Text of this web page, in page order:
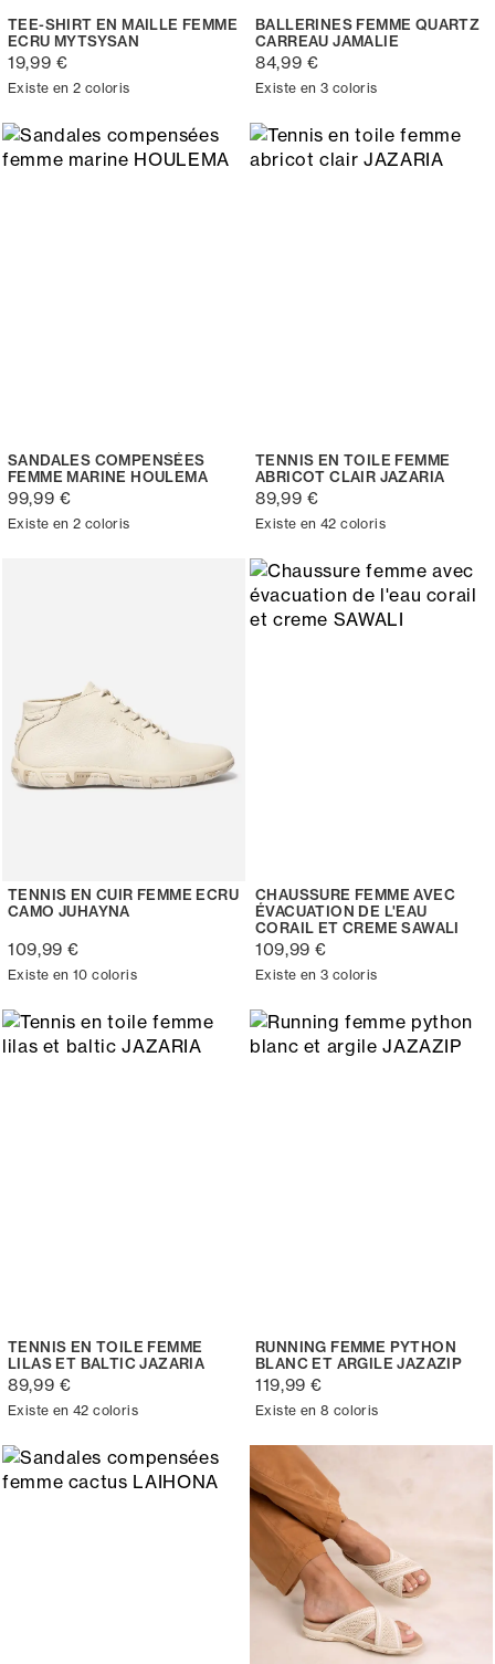
TEE-SHIRT EN MAILLE FEMME
ECRU MYTSYSAN
19,99 €
Existe en 2 coloris
BALLERINES FEMME QUARTZ
CARREAU JAMALIE
84,99 €
Existe en 3 coloris
SANDALES COMPENSÉES
FEMME MARINE HOULEMA
99,99 €
Existe en 2 coloris
TENNIS EN TOILE FEMME
ABRICOT CLAIR JAZARIA
89,99 €
Existe en 42 coloris
TENNIS EN CUIR FEMME ECRU
CAMO JUHAYNA
109,99 €
Existe en 10 coloris
CHAUSSURE FEMME AVEC
ÉVACUATION DE L'EAU
CORAIL ET CREME SAWALI
109,99 €
Existe en 3 coloris
TENNIS EN TOILE FEMME
LILAS ET BALTIC JAZARIA
89,99 €
Existe en 42 coloris
RUNNING FEMME PYTHON
BLANC ET ARGILE JAZAZIP
119,99 €
Existe en 8 coloris